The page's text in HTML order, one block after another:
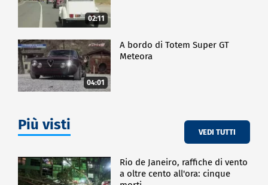
02:11
04:01
A bordo di Totem Super GT
Meteora
Più visti VEDI TUTTI
Rio de Janeiro, raffiche di vento
a oltre cento all'ora: cinque